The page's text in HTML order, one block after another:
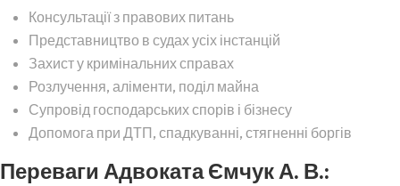
Консультації з правових питань
Представництво в судах усіх інстанцій
Захист у кримінальних справах
Розлучення, аліменти, поділ майна
Супровід господарських спорів і бізнесу
Допомога при ДТП, спадкуванні, стягненні боргів
Переваги Адвоката Ємчук А. В.: